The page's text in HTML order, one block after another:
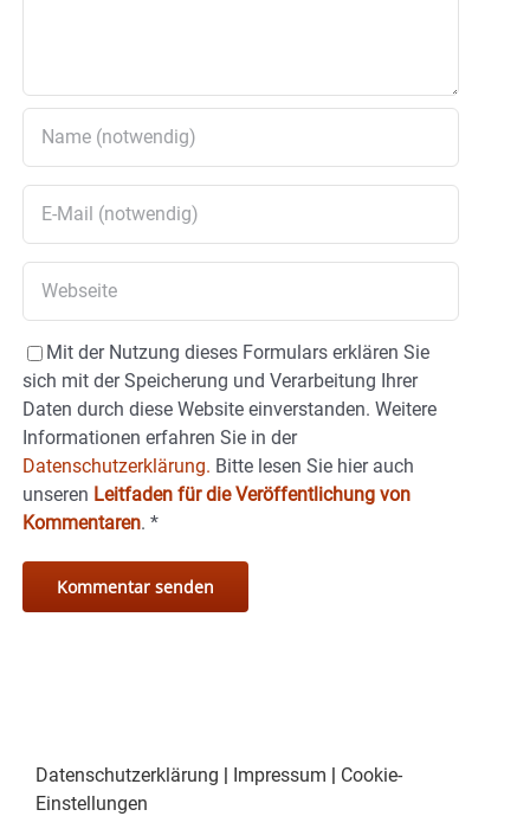
Mit der Nutzung dieses Formulars erklären Sie
sich mit der Speicherung und Verarbeitung Ihrer
Daten durch diese Website einverstanden. Weitere
Informationen erfahren Sie in der
Datenschutzerklärung. Bitte lesen Sie hier auch
unseren Leitfaden für die Veröffentlichung von
Kommentaren. *
Datenschutzerklärung | Impressum | Cookie-
Einstellungen